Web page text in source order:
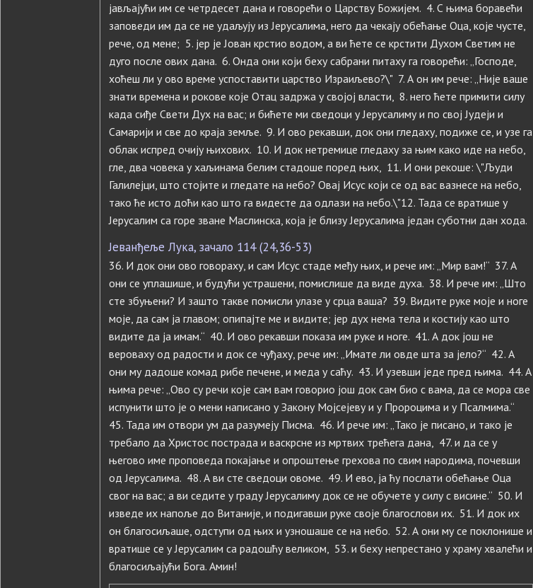
јављајући им се четрдесет дана и говорећи о Царству Божијем. 4. С њима боравећи
заповеди им да се не удаљују из Јерусалима, него да чекају обећање Оца, које чусте,
рече, од мене; 5. јер је Јован крстио водом, а ви ћете се крстити Духом Светим не
дуго после ових дана. 6. Онда они који беху сабрани питаху га говорећи: „Господе,
хоћеш ли у ово време успоставити царство Израиљево?\" 7. А он им рече: „Није ваше
знати времена и рокове које Отац задржа у својој власти, 8. него ћете примити силу
када сиђе Свети Дух на вас; и бићете ми сведоци у Јерусалиму и по свој Јудеји и
Самарији и све до краја земље. 9. И ово рекавши, док они гледаху, подиже се, и узе га
облак испред очију њихових. 10. И док нетремице гледаху за њим како иде на небо,
гле, два човека у хаљинама белим стадоше поред њих, 11. И они рекоше: \"Људи
Галилејци, што стојите и гледате на небо? Овај Исус који се од вас вазнесе на небо,
тако ће исто доћи као што га видесте да одлази на небо.\"12. Тада се вратише у
Јерусалим са горе зване Маслинска, која је близу Јерусалима један суботни дан хода.
Јеванђеље Лука, зачало 114 (24,36-53)
36. И док они ово говораху, и сам Исус стаде међу њих, и рече им: „Мир вам!“ 37. А
они се уплашише, и будући устрашени, помислише да виде духа. 38. И рече им: „Што
сте збуњени? И зашто такве помисли улазе у срца ваша? 39. Видите руке моје и ноге
моје, да сам ја главом; опипајте ме и видите; јер дух нема тела и костију као што
видите да ја имам.“ 40. И ово рекавши показа им руке и ноге. 41. А док још не
вероваху од радости и док се чуђаху, рече им: „Имате ли овде шта за јело?“ 42. А
они му дадоше комад рибе печене, и меда у саћу. 43. И узевши једе пред њима. 44. А
њима рече: „Ово су речи које сам вам говорио још док сам био с вама, да се мора све
испунити што је о мени написано у Закону Мојсејеву и у Пророцима и у Псалмима.“
45. Тада им отвори ум да разумеју Писма. 46. И рече им: „Тако је писано, и тако је
требало да Христос пострада и васкрсне из мртвих трећега дана, 47. и да се у
његово име проповеда покајање и опроштење грехова по свим народима, почевши
од Јерусалима. 48. А ви сте сведоци овоме. 49. И ево, ја ћу послати обећање Оца
свог на вас; а ви седите у граду Јерусалиму док се не обучете у силу с висине.“ 50. И
изведе их напоље до Витаније, и подигавши руке своје благослови их. 51. И док их
он благосиљаше, одступи од њих и узношаше се на небо. 52. А они му се поклонише и
вратише се у Јерусалим са радошћу великом, 53. и беху непрестано у храму хвалећи и
благосиљајући Бога. Амин!